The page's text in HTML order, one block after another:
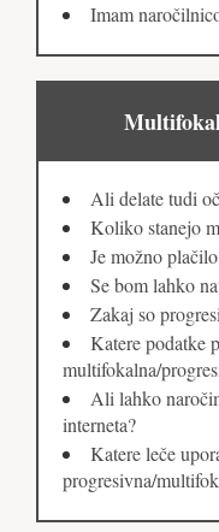
Imam
Ali delate tudi
Koliko stanejo
Je možno
Se bom lahko
Zakaj so
Katere podatke
multifokalna/
Ali lahko
interneta?
Katere leče
progresivna/